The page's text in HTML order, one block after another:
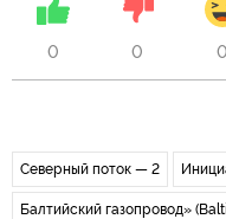
0 0 0
Северный поток — 2
Балтийский газопровод»